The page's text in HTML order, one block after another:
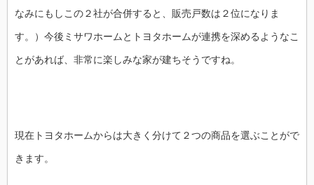
なみにもしこの２社が合併すると、販売戸数は２位になりま
す。）今後ミサワホームとトヨタホームが連携を深めるようなこ
とがあれば、非常に楽しみな家が建ちそうですね。
現在トヨタホームからは大きく分けて２つの商品を選ぶことがで
きます。